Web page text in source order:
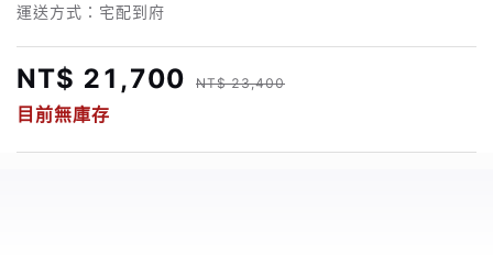
運送方式：宅配到府
NT$ 21,700 NT$ 23,400
目前無庫存